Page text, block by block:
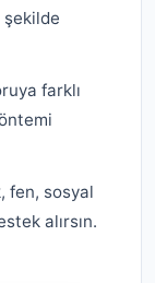
şekilde
farklı
fen, sosyal
alırsın.